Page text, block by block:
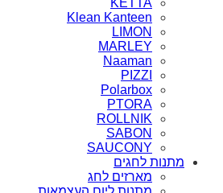
Klean Kanteen
LIMON
MARLEY
Naaman
PIZZI
Polarbox
PTORA
ROLLNIK
SABON
SAUCONY
מתנות לחגים
מארזים לחג